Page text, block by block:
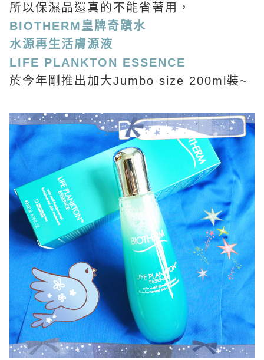
所以保濕品還真的不能省著用，
BIOTHERM皇牌奇蹟水
水源再生活膚源液
LIFE PLANKTON ESSENCE
於今年剛推出加大Jumbo size 200ml裝~